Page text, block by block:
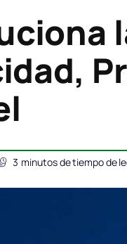
3 minutos de tiempo de